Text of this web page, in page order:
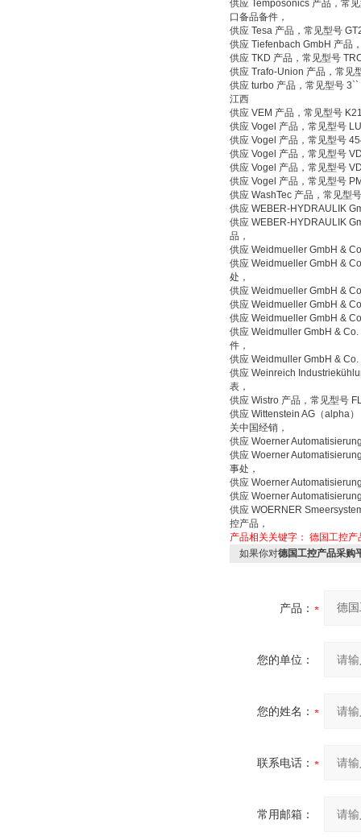
供应 Temposonics 产品，常
口备品备件，
供应 Tesa 产品，常见型号
供应 Tiefenbach GmbH 产品
供应 TKD 产品，常见型号
供应 Trafo-Union 产品，常见
供应 turbo 产品，常见型号
江西
供应 VEM 产品，常见型号
供应 Vogel 产品，常见型号
供应 Vogel 产品，常见型号
供应 Vogel 产品，常见型号
供应 Vogel 产品，常见型号
供应 Vogel 产品，常见型号
供应 WashTec 产品，常见型
供应 WEBER-HYDRAULIK
供应 WEBER-HYDRAULIK
品，
供应 Weidmueller GmbH &
供应 Weidmueller GmbH &
处，
供应 Weidmueller GmbH &
供应 Weidmueller GmbH &
供应 Weidmueller GmbH &
供应 Weidmuller GmbH &
件，
供应 Weidmuller GmbH &
供应 Weinreich
表，
供应 Wistro 产品，常见型号
供应 Wittenstein AG（alpha
关中国经销，
供应 Woerner
供应 Woerner
事处，
供应 Woerner
供应 Woerner
供应 WOERNER
控产品，
产品相关关键字： 德国工控产
如果你对德国工控产品采购
产品：
您的单位：
您的姓名：
联系电话：
常用邮箱：